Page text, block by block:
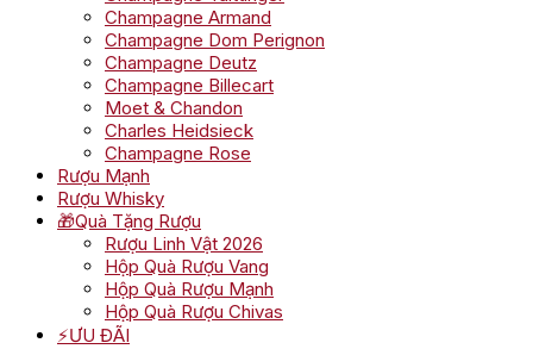
Champagne Armand
Champagne Dom Perignon
Champagne Deutz
Champagne Billecart
Moet & Chandon
Charles Heidsieck
Champagne Rose
Rượu Mạnh
Rượu Whisky
🎁Quà Tặng Rượu
Rượu Linh Vật 2026
Hộp Quà Rượu Vang
Hộp Quà Rượu Mạnh
Hộp Quà Rượu Chivas
⚡ƯU ĐÃI